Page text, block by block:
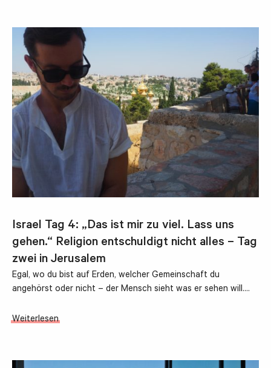
Israel Tag 4: „Das ist mir zu viel. Lass uns
gehen.“ Religion entschuldigt nicht alles – Tag
zwei in Jerusalem
Egal, wo du bist auf Erden, welcher Gemeinschaft du
angehörst oder nicht – der Mensch sieht was er sehen will.…
Weiterlesen